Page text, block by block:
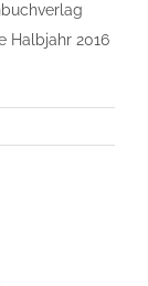
Halbjahr 2016